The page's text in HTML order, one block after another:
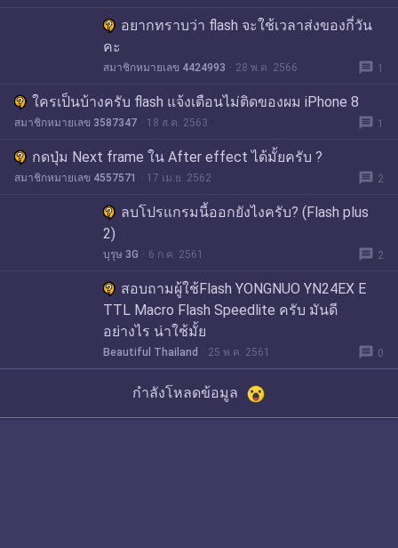
อยากทราบว่า flash จะใช้เวลาส่งของกี่วัน
คะ
สมาชิกหมายเลข 4424993 28 พ.ค. 2566 message 1
ใครเป็นบ้างครับ flash แจ้งเตือนไม่ติดของผม iPhone 8
สมาชิกหมายเลข 3587347 18 ส.ค. 2563 message 1
กดปุ่ม Next frame ใน After effect ได้มั้ยครับ ?
สมาชิกหมายเลข 4557571 17 เม.ย. 2562 message 2
ลบโปรแกรมนี้ออกยังไงครับ? (Flash plus
2)
บุรุษ 3G 6 ก.ค. 2561 message 2
สอบถามผู้ใช้Flash YONGNUO YN24EX E
TTL Macro Flash Speedlite ครับ มันดี
อย่างไร น่าใช้มั้ย
Beautiful Thailand 25 พ.ค. 2561 message 0
กำลังโหลดข้อมูล